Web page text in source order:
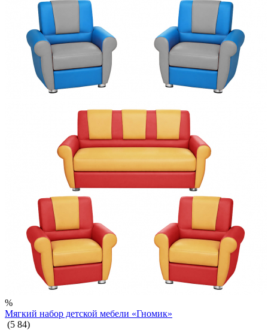
ПРОИЗВОДСТВЕННЫЕ СТОЛЫ
СТОЛОВОЕ ОБОРУДОВАНИЕ
ИГРОВЫЕ ПЛОЩАДКИ
%
Мягкий набор детской мебели «Гномик»
(5 84)